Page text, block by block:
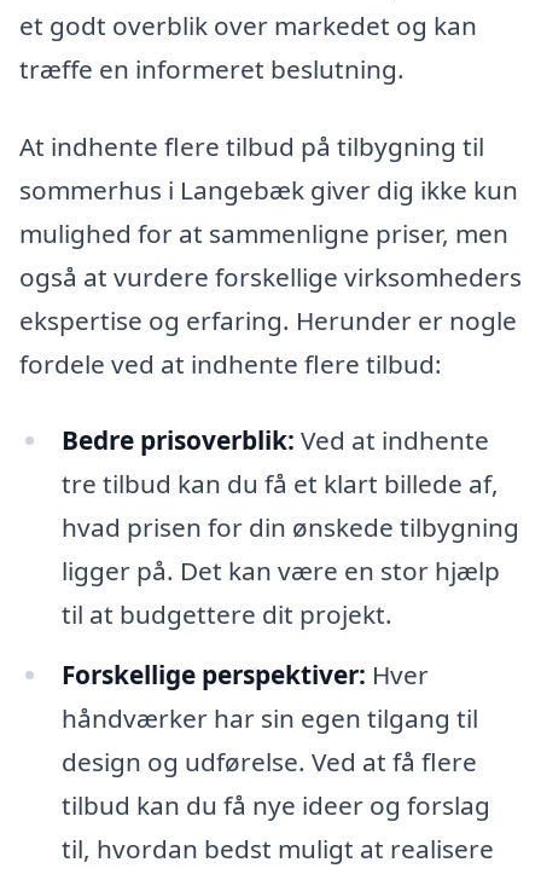
et godt overblik over markedet og kan
træffe en informeret beslutning.
At indhente flere tilbud på tilbygning til
sommerhus i Langebæk giver dig ikke kun
mulighed for at sammenligne priser, men
også at vurdere forskellige virksomheders
ekspertise og erfaring. Herunder er nogle
fordele ved at indhente flere tilbud:
Bedre prisoverblik: Ved at indhente
tre tilbud kan du få et klart billede af,
hvad prisen for din ønskede tilbygning
ligger på. Det kan være en stor hjælp
til at budgettere dit projekt.
Forskellige perspektiver: Hver
håndværker har sin egen tilgang til
design og udførelse. Ved at få flere
tilbud kan du få nye ideer og forslag
til, hvordan bedst muligt at realisere